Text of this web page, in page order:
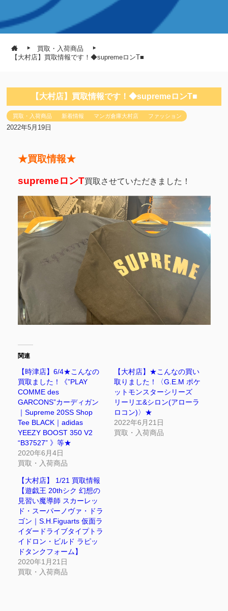
買取・入荷商品
【大村店】買取情報です！◆⁡supremeロンT⁡■
【大村店】買取情報です！◆⁡supremeロンT⁡■
買取・入荷商品 新着情報 マンガ倉庫大村店 ファッション
2022年5月19日
★買取情報★
supremeロンT買取させていただきました！
関連
【時津店】6/4★こんなの
買取ました！《”PLAY
COMME des
GARCONS”カーディガン
｜Supreme 20SS Shop
Tee BLACK｜adidas
YEEZY BOOST 350 V2
“B37527” 》等★
2020年6月4日
買取・入荷商品
【大村店】★こんなの買い
取りました！〈G.E.M ポケ
ットモンスターシリーズ
リーリエ&シロン(アローラ
ロコン)〉★
2022年6月21日
買取・入荷商品
【大村店】 1/21 買取情報
【遊戯王 20thシク 幻想の
見習い魔導師 スカーレッ
ド・スーパーノヴァ・ドラ
ゴン｜S.H.Figuarts 仮面ラ
イダードライブタイプトラ
イドロン・ビルド ラピッ
ドタンクフォーム】
2020年1月21日
買取・入荷商品